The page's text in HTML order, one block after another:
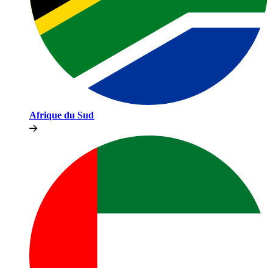
Afrique du Sud​​